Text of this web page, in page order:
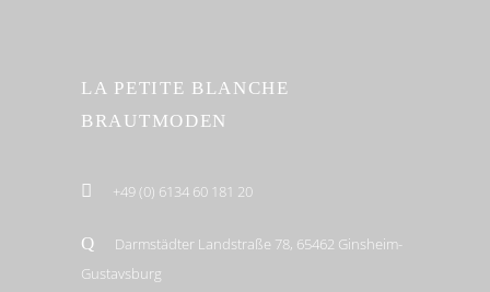
LA PETITE BLANCHE
BRAUTMODEN
+49 (0) 6134 60 181 20
Darmstädter Landstraße 78, 65462 Ginsheim-
Gustavsburg